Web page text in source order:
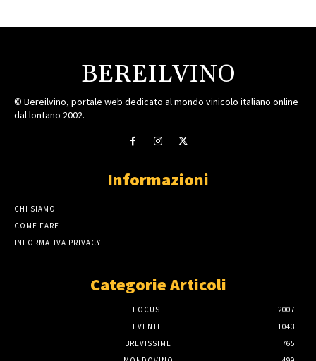
BEREILVINO
© Bereilvino, portale web dedicato al mondo vinicolo italiano online
dal lontano 2002.
Informazioni
CHI SIAMO
COME FARE
INFORMATIVA PRIVACY
Categorie Articoli
FOCUS
2007
EVENTI
1043
BREVISSIME
765